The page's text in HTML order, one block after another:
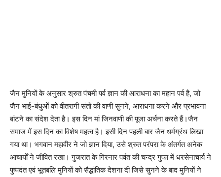
जैन मुनियों के अनुसार श्रुत पंचमी पर्व ज्ञान की आराधना का महान पर्व है, जो
जैन भाई-बंधुओं को वीतरागी संतों की वाणी सुनने, आराधना करने और प्रभावना
बांटने का संदेश देता है। इस दिन मां जिनवाणी की पूजा अर्चना करते हैं।जैन
समाज में इस दिन का विशेष महत्व है। इसी दिन पहली बार जैन धर्मग्रंथ लिखा
गया था। भगवान महावीर ने जो ज्ञान दिया, उसे श्रुत परंपरा के अंतर्गत अनेक
आचार्यों ने जीवित रखा। गुजरात के गिरनार पर्वत की चन्द्र गुफा में धरसेनाचार्य ने
पुष्पदंत एवं भूतबलि मुनियों को सैद्धांतिक देशना दी जिसे सुनने के बाद मुनियों ने